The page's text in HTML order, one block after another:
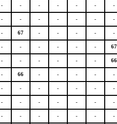
- - - - - - -
- - - - - - -
- 67 - - - - -
- - - - - - 67
- - - - - - 66
- 66 - - - - -
- - - - - - -
- - - - - - -
- - - - - - -